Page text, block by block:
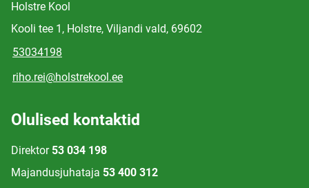
Holstre Kool
Kooli tee 1, Holstre, Viljandi vald, 69602
53034198
riho.rei@holstrekool.ee
Olulised kontaktid
Direktor 53 034 198
Majandusjuhataja 53 400 312